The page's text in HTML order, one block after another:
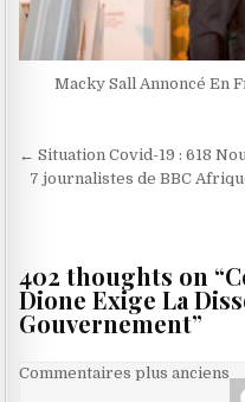
Macky Sall Annoncé En
Navigation
de
← Situation Covid-19 : 618
7 journalistes de BBC
402 thoughts on “
Dione Exige La
Gouvernement”
Navigation
Commentaires plus anciens